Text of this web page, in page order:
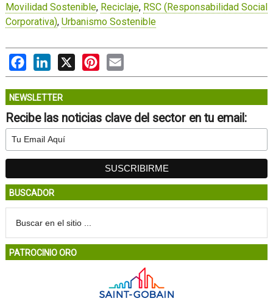
Movilidad Sostenible, Reciclaje, RSC (Responsabilidad Social
Corporativa), Urbanismo Sostenible
FacebookLinkedIn
X PinterestEmail
NEWSLETTER
Recibe las noticias clave del sector en tu email:
BUSCADOR
PATROCINIO ORO